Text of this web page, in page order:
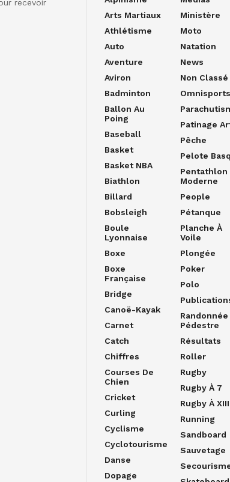
recevoir
Arts Martiaux
Athlétisme
Auto
Aventure
Aviron
Badminton
Ballon Au
Poing
Baseball
Basket
Basket NBA
Biathlon
Billard
Bobsleigh
Boule
Lyonnaise
Boxe
Boxe
Française
Bridge
Canoë-Kayak
Carnet
Catch
Chiffres
Courses De
Chien
Cricket
Curling
Cyclisme
Cyclotourisme
Danse
Dopage
Ministère
Moto
Natation
News
Non Classé
Omnisports
Patinage
Pêche
Pelote
Pentathlon
Moderne
People
Pétanque
Planche À
Voile
Plongée
Poker
Polo
Randonnée
Pédestre
Résultats
Roller
Rugby
Rugby À 7
Rugby À XIII
Running
Sandboard
Sauvetage